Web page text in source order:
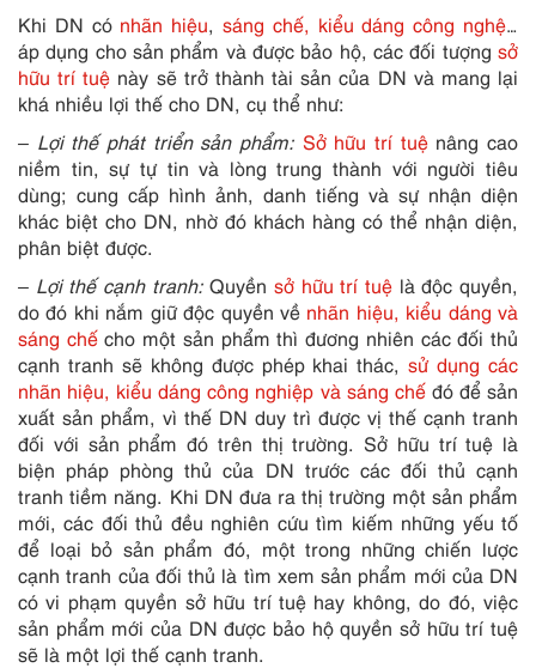
Khi DN cónhãn hiệu,sáng chế, kiểu dáng công nghệ…
áp dụng cho sản phẩm và được bảo hộ, các đối tượng sở
hữu trí tuệ này sẽ trở thành tài sản của DN và mang lại
khá nhiều lợi thế cho DN, cụ thể như:
– Lợi thế phát triển sản phẩm: Sở hữu trí tuệnâng cao
niềm tin, sự tự tin và lòng trung thành với người tiêu
dùng; cung cấp hình ảnh, danh tiếng và sự nhận diện
khác biệt cho DN, nhờ đó khách hàng có thể nhận diện,
phân biệt được.
– Lợi thế cạnh tranh:Quyền sở hữu trí tuệ là độc quyền,
do đó khi nắm giữ độc quyền vềnhãn hiệu, kiểu dáng và
sáng chếcho một sản phẩm thì đương nhiên các đối thủ
cạnh tranh sẽ không được phép khai thác,sử dụng các
nhãn hiệu, kiểu dáng công nghiệp và sáng chếđó để sản
xuất sản phẩm, vì thế DN duy trì được vị thế cạnh tranh
đối với sản phẩm đó trên thị trường. Sở hữu trí tuệ là
biện pháp phòng thủ của DN trước các đối thủ cạnh
tranh tiềm năng. Khi DN đưa ra thị trường một sản phẩm
mới, các đối thủ đều nghiên cứu tìm kiếm những yếu tố
để loại bỏ sản phẩm đó, một trong những chiến lược
cạnh tranh của đối thủ là tìm xem sản phẩm mới của DN
có vi phạm quyền sở hữu trí tuệ hay không, do đó, việc
sản phẩm mới của DN được bảo hộ quyền sở hữu trí tuệ
sẽ là một lợi thế cạnh tranh.